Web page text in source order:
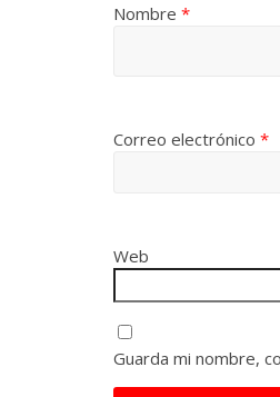
Nombre *
Correo electrónico *
Web
Guarda mi nombre,